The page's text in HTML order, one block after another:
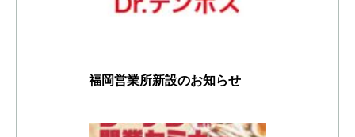
福岡営業所新設のお知らせ